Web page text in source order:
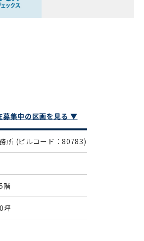
募集中の区画を見る ▼
所 (ビルコード：80783)
階
坪